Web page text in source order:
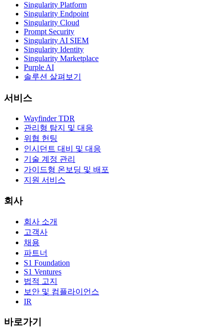
Singularity Platform
Singularity Endpoint
Singularity Cloud
Prompt Security
Singularity AI SIEM
Singularity Identity
Singularity Marketplace
Purple AI
솔루션 살펴보기
서비스
Wayfinder TDR
관리형 탐지 및 대응
위협 헌팅
인시던트 대비 및 대응
기술 계정 관리
가이드형 온보딩 및 배포
지원 서비스
회사
회사 소개
고객사
채용
파트너
S1 Foundation
S1 Ventures
법적 고지
보안 및 컴플라이언스
IR
바로가기